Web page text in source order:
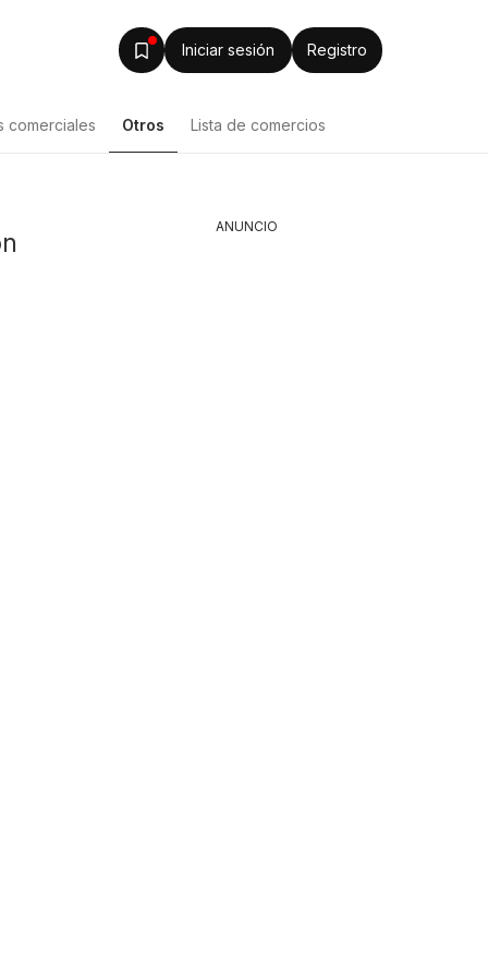
Iniciar sesión Registro
comerciales Otros Lista de comercios
ANUNCIO